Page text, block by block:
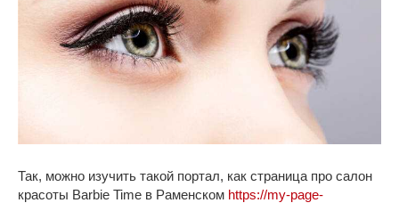
Так, можно изучить такой портал, как страница про салон
красоты Barbie Time в Раменском https://my-page-